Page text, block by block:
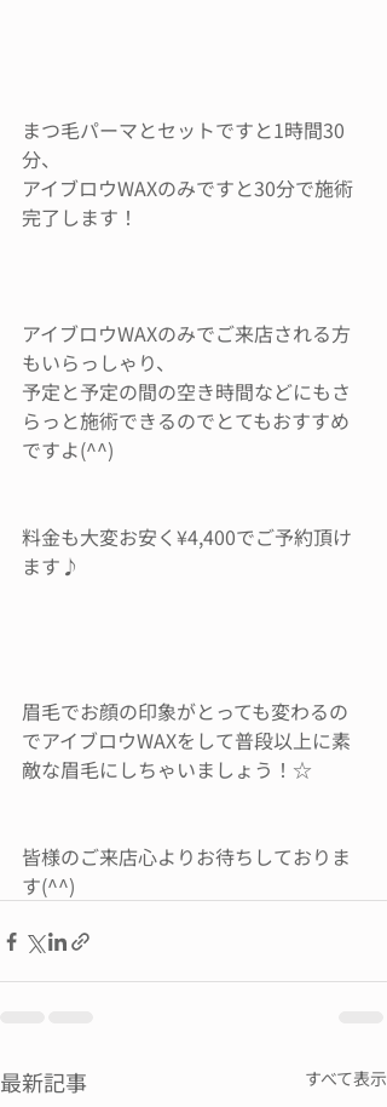
まつ毛パーマとセットですと1時間30
分、
アイブロウWAXのみですと30分で施術
完了します！
アイブロウWAXのみでご来店される方
もいらっしゃり、
予定と予定の間の空き時間などにもさ
らっと施術できるのでとてもおすすめ
ですよ(^^)
料金も大変お安く¥4,400でご予約頂け
ます♪
眉毛でお顔の印象がとっても変わるの
でアイブロウWAXをして普段以上に素
敵な眉毛にしちゃいましょう！☆
皆様のご来店心よりお待ちしておりま
す(^^)
最新記事 すべて表示